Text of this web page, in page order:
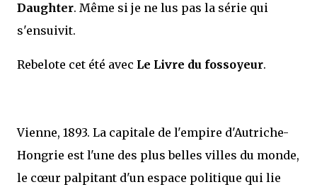
Daughter. Même si je ne lus pas la série qui
s'ensuivit.
Rebelote cet été avec Le Livre du fossoyeur.
Vienne, 1893. La capitale de l'empire d'Autriche-
Hongrie est l'une des plus belles villes du monde,
le cœur palpitant d'un espace politique qui lie